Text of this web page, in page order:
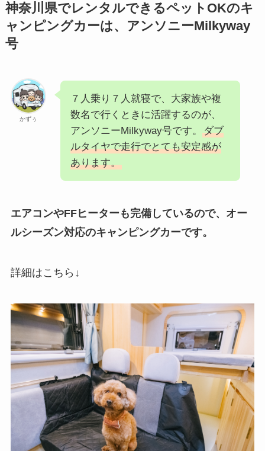
神奈川県でレンタルできるペットOKのキ
ャンピングカーは、アンソニーMilkyway
号
かずぅ
７人乗り７人就寝で、大家族や複
数名で行くときに活躍するのが、
アンソニーMilkyway号です。
ダブ
ルタイヤで走行でとても安定感が
あります。
エアコンやFFヒーターも完備しているので、オー
ルシーズン対応のキャンピングカーです。
詳細はこちら↓